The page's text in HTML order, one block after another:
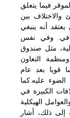
فيما يتعلق
بين
أنه ينبغي
وفي نفس
مثل صندوق
التعاون
قويا بعد عام
عليه.كما
الكبيرة في
الهيكلية
ذلك، أشار